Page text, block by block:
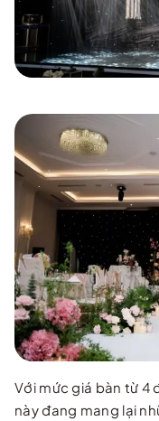
Với mức giá bàn từ 4
này đang mang lại